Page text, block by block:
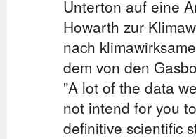
Unterton auf eine
Howarth zur
nach
dem von den
"A lot of the data
not intend for you
definitive scientific